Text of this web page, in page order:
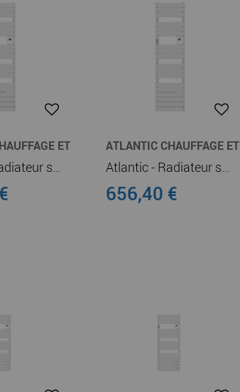
ET
Atlantic - Radiateur sèche-serviettes connecté Adelis digital étroit 750W Blanc Carat (861927)
ATLANTIC CHAUFFAGE ET
Atlantic - Radiateur sèche-serviettes connecté Adelis digital étroit 500W Blanc Carat (861919)
656,40 €